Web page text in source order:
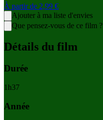
À partir de 2,99 €
Ajouter à ma liste d'envies
Que pensez-vous de ce film ?
Détails du film
Durée
1h37
Année